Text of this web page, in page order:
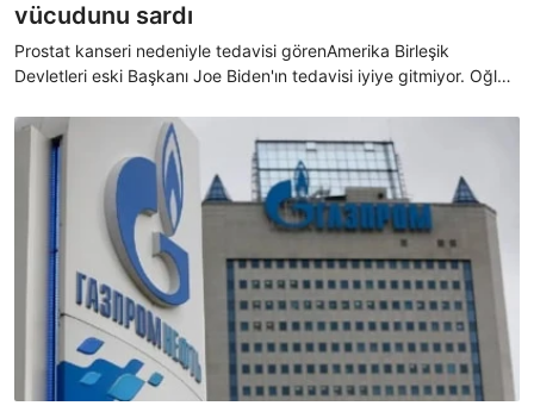
vücudunu sardı
Prostat kanseri nedeniyle tedavisi görenAmerika Birleşik
Devletleri eski Başkanı Joe Biden'ın tedavisi iyiye gitmiyor. Oğlu
yayıldığını ve metastaz yaptığını açıkladı.